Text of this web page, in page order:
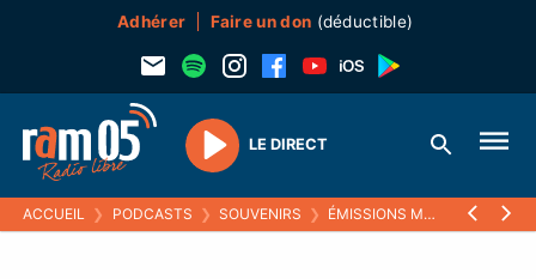
Adhérer Faire un don (déductible)
Play
LE DIRECT
ACCUEIL ❯ PODCASTS ❯ SOUVENIRS ❯ ÉMISSIONS MUSICALES (SOUVENIRS)